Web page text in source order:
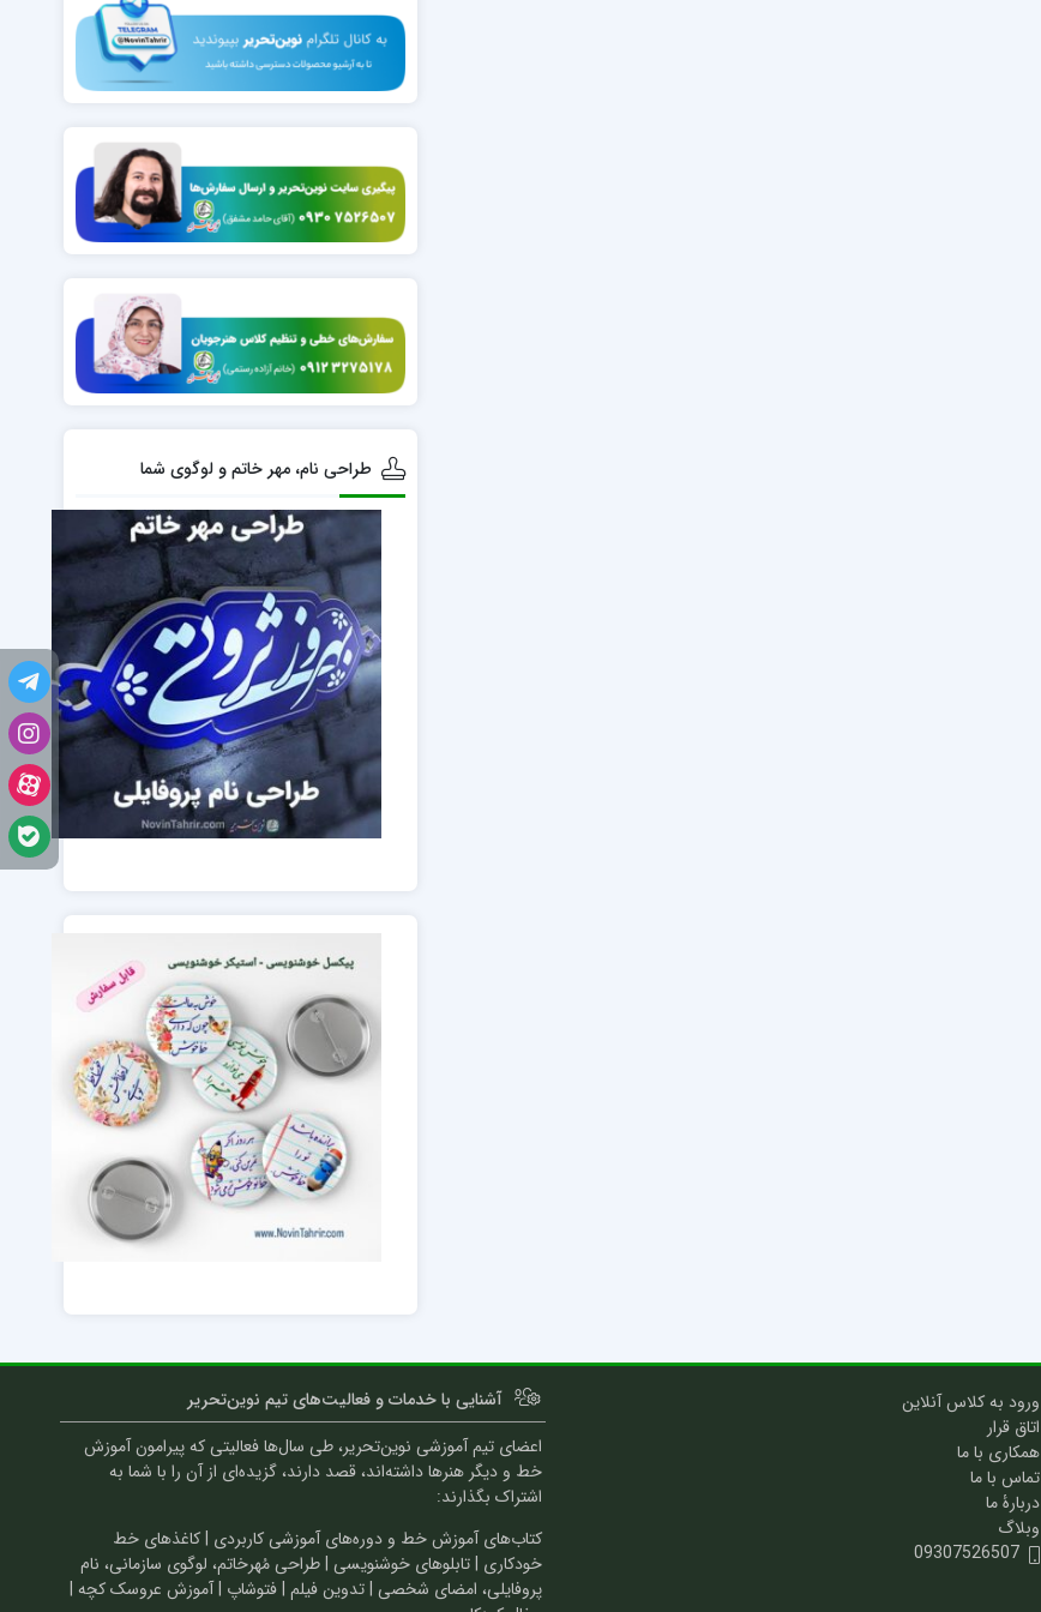
طراحی نام، مهر خاتم و لوگوی شما
ورود به کلاس آنلاین
اتاق قرار
همکاری با ما
تماس با ما
دربارۀ ما
وبلاگ
09307526507
آشنایی با خدمات و فعالیت‌های تیم نوین‌تحریر
اعضای تیم آموزشی نوین‌تحریر، طی سال‌ها فعالیتی که پیرامون آموزش
خط و دیگر هنرها داشته‌اند، قصد دارند، گزیده‌ای از آن را با شما به
اشتراک بگذارند:
کتاب‌های آموزش خط و دوره‌های آموزشی کاربردی | کاغذهای خط
خودکاری | تابلوهای خوشنویسی | طراحی مُهرخاتم، لوگوی سازمانی، نام
پروفایلی، امضای شخصی | تدوین فیلم | فتوشاپ | آموزش عروسک کچه |